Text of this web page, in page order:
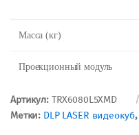
Масса (кг)
Проекционный модуль
Артикул: TRX6080L5XMD
Метки: DLP LASER видеокуб,